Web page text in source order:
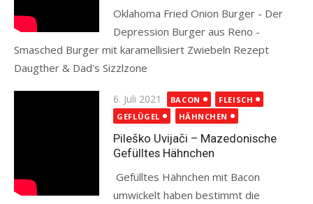
Oklahoma Fried Onion Burger - Der
Depression Burger aus Reno -
Smasched Burger mit karamellisiert Zwiebeln Rezept
Daugther & Dad's Sizzlzone
Posted
on
6. Juli 2021 BACON
FLEISCH
GEFLÜGEL
HÄHNCHEN
Pileško Uvijači – Mazedonische
Gefülltes Hähnchen
Gefülltes Hähnchen mit Bacon
umwickelt haben bestimmt die